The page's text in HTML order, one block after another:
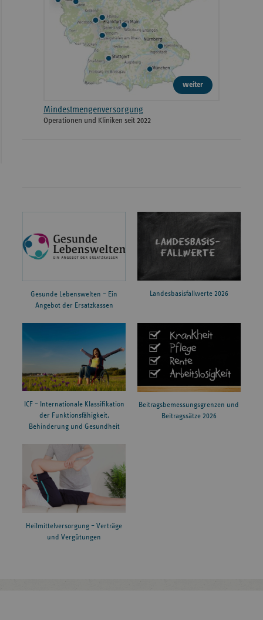
weiter
Mindestmengenversorgung
Operationen und Kliniken seit 2022
Gesunde Lebenswelten – Ein
Angebot der Ersatzkassen
Landesbasisfallwerte 2026
ICF – Internationale Klassifikation
der Funktionsfähigkeit,
Behinderung und Gesundheit
Beitragsbemessungsgrenzen und
Beitragssätze 2026
Heilmittelversorgung – Verträge
und Vergütungen